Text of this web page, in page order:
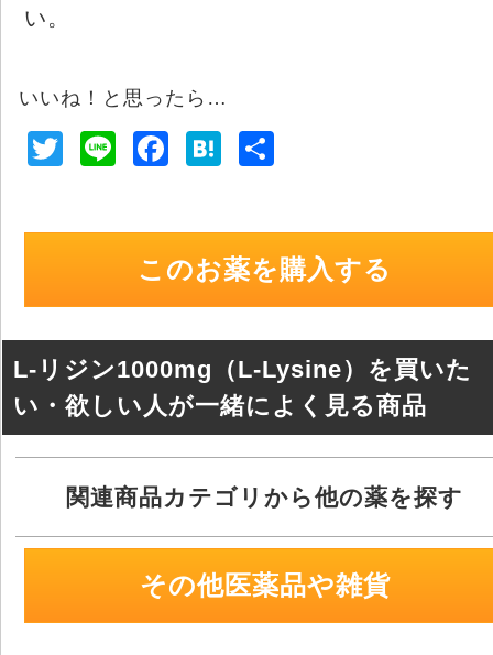
い。
いいね！と思ったら…
T
Li
e
b
o
k
H
n
a
このお薬を購入する
L-リジン1000mg（L-Lysine）を買いた
い・欲しい人が一緒によく見る商品
関連商品カテゴリから他の薬を探す
その他医薬品や雑貨